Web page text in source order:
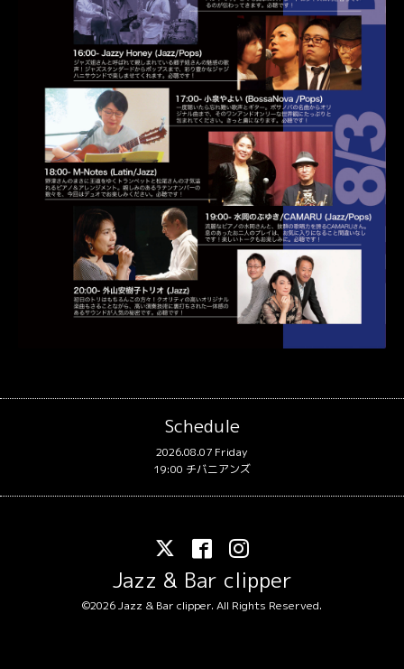
Schedule
2026.08.07 Friday
19:00 チバニアンズ
Jazz & Bar clipper
©2026Jazz & Bar clipper. All Rights Reserved.